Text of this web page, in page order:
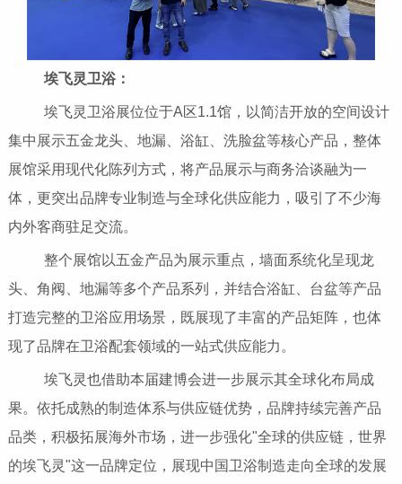
埃飞灵卫浴：
埃飞灵卫浴展位位于A区1.1馆，以简洁开放的空间设计
集中展示五金龙头、地漏、浴缸、洗脸盆等核心产品，整体
展馆采用现代化陈列方式，将产品展示与商务洽谈融为一
体，更突出品牌专业制造与全球化供应能力，吸引了不少海
内外客商驻足交流。
整个展馆以五金产品为展示重点，墙面系统化呈现龙
头、角阀、地漏等多个产品系列，并结合浴缸、台盆等产品
打造完整的卫浴应用场景，既展现了丰富的产品矩阵，也体
现了品牌在卫浴配套领域的一站式供应能力。
埃飞灵也借助本届建博会进一步展示其全球化布局成
果。依托成熟的制造体系与供应链优势，品牌持续完善产品
品类，积极拓展海外市场，进一步强化"全球的供应链，世界
的埃飞灵"这一品牌定位，展现中国卫浴制造走向全球的发展